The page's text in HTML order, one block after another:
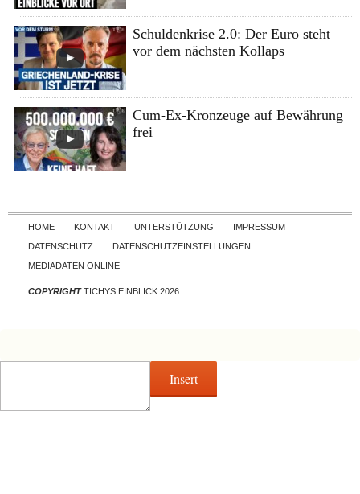
Schuldenkrise 2.0: Der Euro steht
vor dem nächsten Kollaps
Cum-Ex-Kronzeuge auf Bewährung
frei
Skip to content
HOME KONTAKT UNTERSTÜTZUNG
IMPRESSUM
DATENSCHUTZ
DATENSCHUTZEINSTELLUNGEN
MEDIADATEN ONLINE
COPYRIGHTTICHYS EINBLICK 2026
Insert